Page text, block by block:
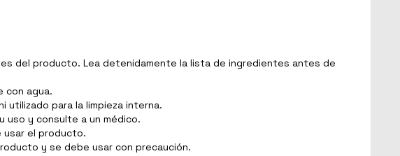
del producto. Lea detenidamente la lista de ingredientes antes de
con agua.
para la limpieza interna.
uso y consulte a un médico.
usar el producto.
y se debe usar con precaución.